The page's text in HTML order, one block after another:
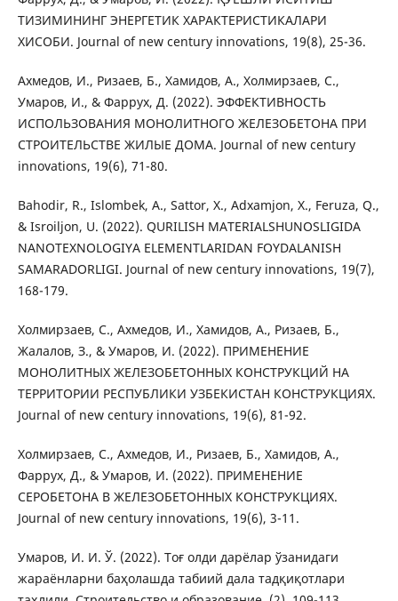
ТИЗИМИНИНГ ЭНЕРГЕТИК ХАРАКТЕРИСТИКАЛАРИ
ХИСОБИ. Journal of new century innovations, 19(8), 25-36.
Ахмедов, И., Ризаев, Б., Хамидов, А., Холмирзаев, С.,
Умаров, И., & Фаррух, Д. (2022). ЭФФЕКТИВНОСТЬ
ИСПОЛЬЗОВАНИЯ МОНОЛИТНОГО ЖЕЛЕЗОБЕТОНА ПРИ
СТРОИТЕЛЬСТВЕ ЖИЛЫЕ ДОМА. Journal of new century
innovations, 19(6), 71-80.
Bahodir, R., Islombek, A., Sattor, X., Adxamjon, X., Feruza, Q.,
& Isroiljon, U. (2022). QURILISH MATERIALSHUNOSLIGIDA
NANOTEXNOLOGIYA ELEMENTLARIDAN FOYDALANISH
SAMARADORLIGI. Journal of new century innovations, 19(7),
168-179.
Холмирзаев, С., Ахмедов, И., Хамидов, А., Ризаев, Б.,
Жалалов, З., & Умаров, И. (2022). ПРИМЕНЕНИЕ
МОНОЛИТНЫХ ЖЕЛЕЗОБЕТОННЫХ КОНСТРУКЦИЙ НА
ТЕРРИТОРИИ РЕСПУБЛИКИ УЗБЕКИСТАН КОНСТРУКЦИЯХ.
Journal of new century innovations, 19(6), 81-92.
Холмирзаев, С., Ахмедов, И., Ризаев, Б., Хамидов, А.,
Фаррух, Д., & Умаров, И. (2022). ПРИМЕНЕНИЕ
СЕРОБЕТОНА В ЖЕЛЕЗОБЕТОННЫХ КОНСТРУКЦИЯХ.
Journal of new century innovations, 19(6), 3-11.
Умаров, И. И. Ў. (2022). Тоғ олди дарёлар ўзанидаги
жараёнларни баҳолашда табиий дала тадқиқотлари